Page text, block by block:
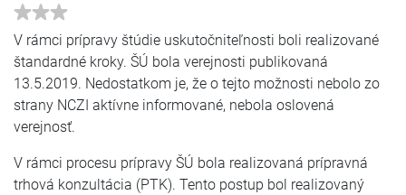
V rámci prípravy štúdie uskutočniteľnosti boli realizované
štandardné kroky. ŠÚ bola verejnosti publikovaná
13.5.2019. Nedostatkom je, že o tejto možnosti nebolo zo
strany NCZI aktívne informované, nebola oslovená
verejnosť.
V rámci procesu prípravy ŠÚ bola realizovaná prípravná
trhová konzultácia (PTK). Tento postup bol realizovaný